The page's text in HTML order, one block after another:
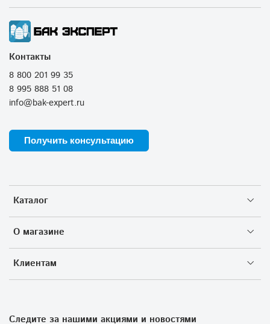
Каталог
О магазине
Клиентам
Контакты
8 800 201 99 35
8 995 888 51 08
info@bak-expert.ru
Получить консультацию
Следите за нашими акциями и новостями